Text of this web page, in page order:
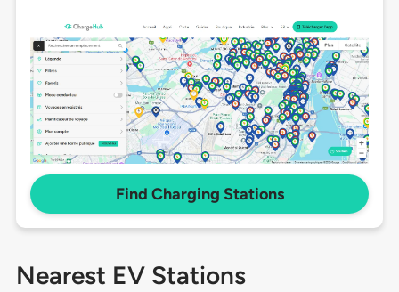
Find Charging Stations
Nearest EV Stations